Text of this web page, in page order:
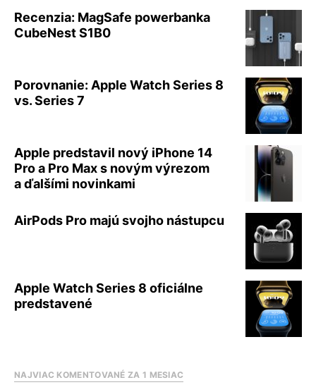
Recenzia: MagSafe powerbanka
CubeNest S1B0
Porovnanie: Apple Watch Series 8
vs. Series 7
Apple predstavil nový iPhone 14
Pro a Pro Max s novým výrezom
a ďalšími novinkami
AirPods Pro majú svojho nástupcu
Apple Watch Series 8 oficiálne
predstavené
NAJVIAC KOMENTOVANÉ ZA 1 MESIAC